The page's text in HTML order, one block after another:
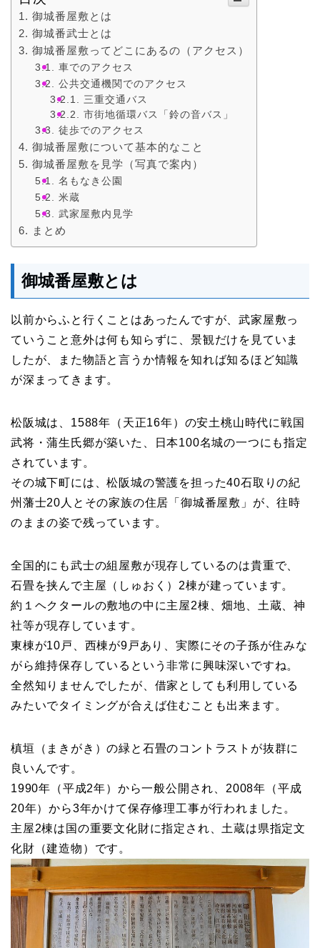
御城番屋敷とは
御城番武士とは
御城番屋敷ってどこにあるの（アクセス）
車でのアクセス
公共交通機関でのアクセス
三重交通バス
市街地循環バス「鈴の音バス」
徒歩でのアクセス
御城番屋敷について基本的なこと
御城番屋敷を見学（写真で案内）
名もなき公園
米蔵
武家屋敷内見学
まとめ
御城番屋敷とは
以前からふと行くことはあったんですが、武家屋敷っ
ていうこと意外は何も知らずに、景観だけを見ていま
したが、また物語と言うか情報を知れば知るほど知識
が深まってきます。
松阪城は、1588年（天正16年）の安土桃山時代に戦国
武将・蒲生氏郷が築いた、日本100名城の一つにも指定
されています。
その城下町には、松阪城の警護を担った40石取りの紀
州藩士20人とその家族の住居「御城番屋敷」が、往時
のままの姿で残っています。
全国的にも武士の組屋敷が現存しているのは貴重で、
石畳を挟んで主屋（しゅおく）2棟が建っています。
約１ヘクタールの敷地の中に主屋2棟、畑地、土蔵、神
社等が現存しています。
東棟が10戸、西棟が9戸あり、実際にその子孫が住みな
がら維持保存しているという非常に興味深いですね。
全然知りませんでしたが、借家としても利用している
みたいでタイミングが合えば住むことも出来ます。
槙垣（まきがき）の緑と石畳のコントラストが抜群に
良いんです。
1990年（平成2年）から一般公開され、2008年（平成
20年）から3年かけて保存修理工事が行われました。
主屋2棟は国の重要文化財に指定され、土蔵は県指定文
化財（建造物）です。